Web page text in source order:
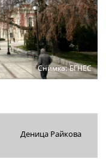
Снимка: БГНЕС
Деница Райкова